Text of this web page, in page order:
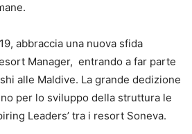
abbraccia una nuova sfida
Manager, entrando a far parte
alle Maldive. La grande dedizione
per lo sviluppo della struttura le
Leaders’ tra i resort Soneva.